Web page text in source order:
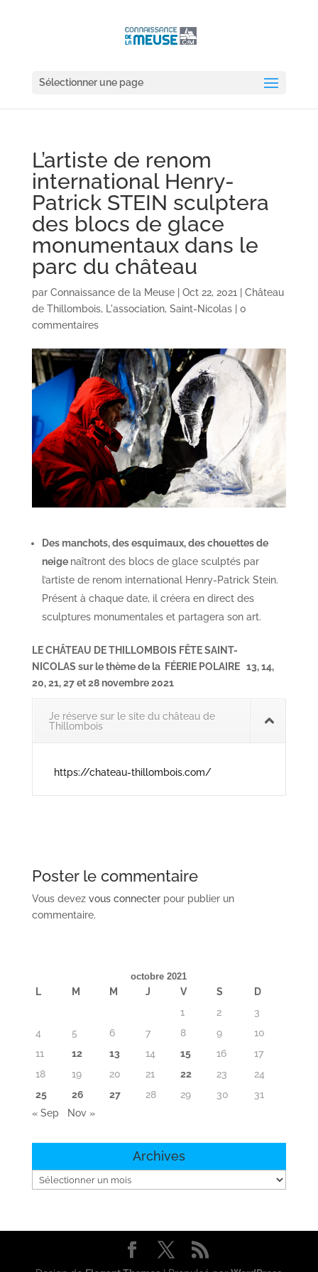
Sélectionner une page
L’artiste de renom
international Henry-
Patrick STEIN sculptera
des blocs de glace
monumentaux dans le
parc du château
par Connaissance de la Meuse| Oct 22, 2021
Château
de Thillombois, L'association, Saint-Nicolas| 0
commentaires
Des manchots, des esquimaux, des chouettes de
neige naîtront des blocs de glace sculptés par
l’artiste de renom international Henry-Patrick Stein.
Présent à chaque date, il créera en direct des
sculptures monumentales et partagera son art.
LE CHÂTEAU DE THILLOMBOIS FÊTE SAINT-
NICOLAS sur le thème de la FÉERIE POLAIRE 13, 14,
20, 21, 27 et 28 novembre 2021
Je réserve sur le site du château de
Thillombois
https://chateau-thillombois.com/
Poster le commentaire
Vous devez vous connecterpour publier un
commentaire.
octobre 2021
L M M J V S
D
1
2
3
4
5 6 7 8 9
10
11
12 13 14 15 16
17
18
19 20 21 22 23
24
25
26 27 28 29 30
31
« Sep
Nov »
Archives
Archives